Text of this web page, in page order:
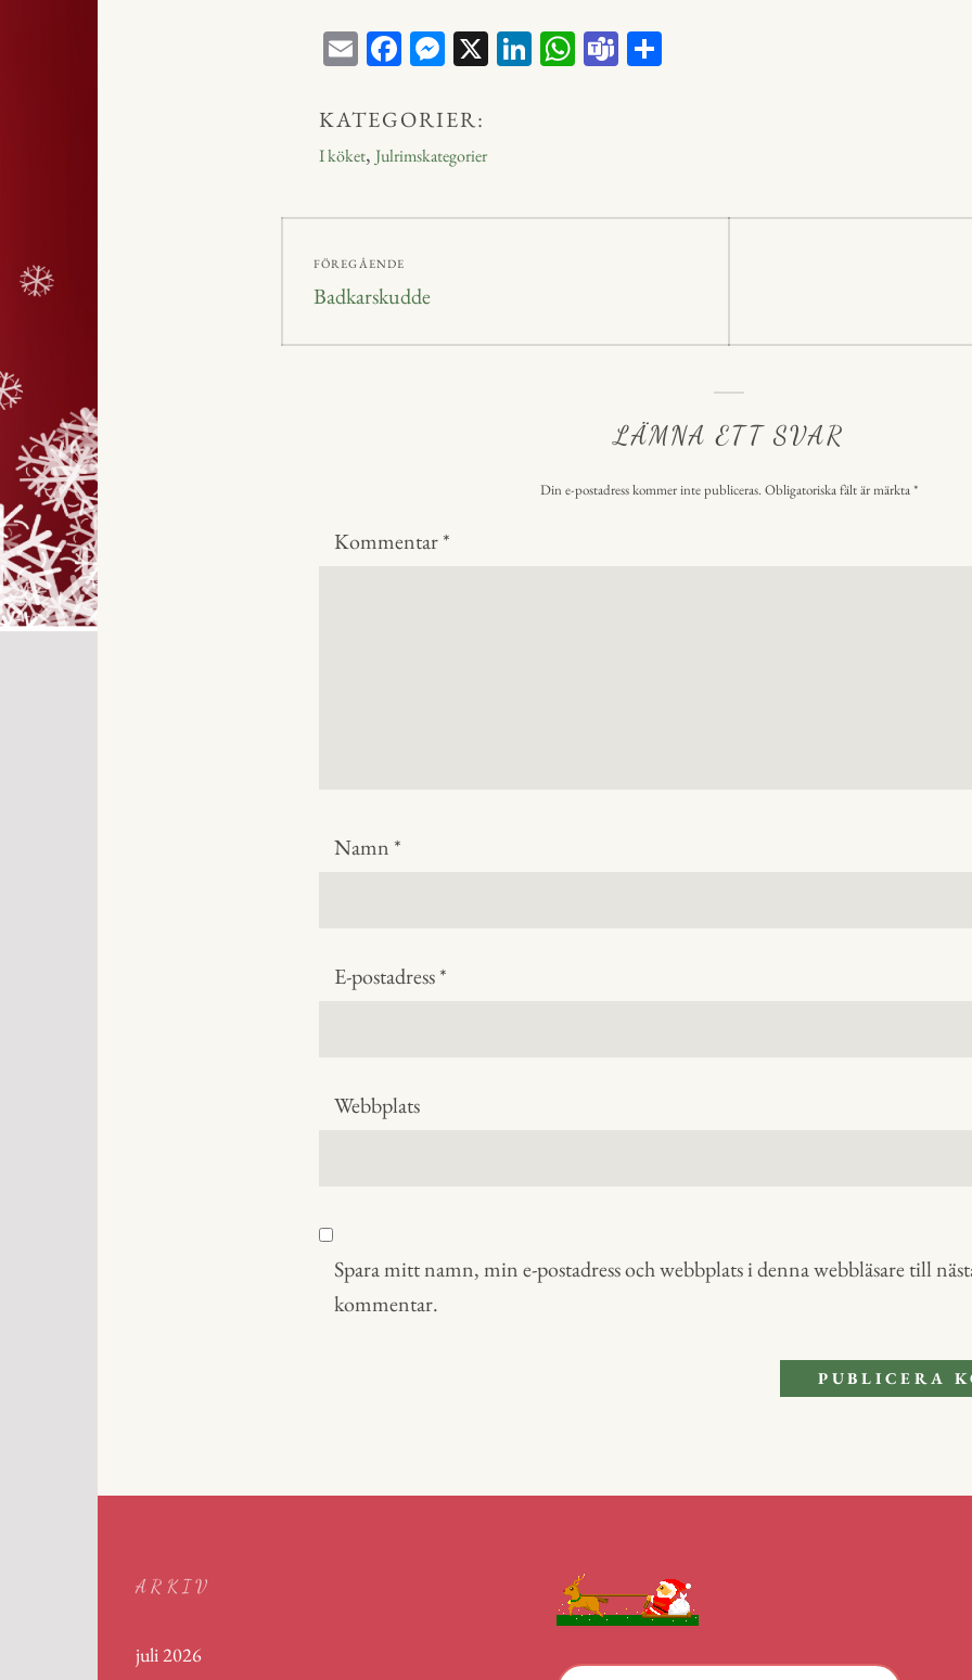
E
ail
Fa
bo
ok
M
en
ge
X Li W
p
Te
KATEGORIER:
I köket, Julrimskategorier
Inläggsnavigering
FÖREGÅENDE
Föregående
Badkarskudde
LÄMNA ETT SVAR
Din e-postadress kommer inte publiceras. Obligatoriska fält är märkta*
Kommentar*
Namn*
E-postadress*
Webbplats
Spara mitt namn, min e-postadress och webbplats i denna webbläsare till
kommentar.
ARKIV
juli 2026